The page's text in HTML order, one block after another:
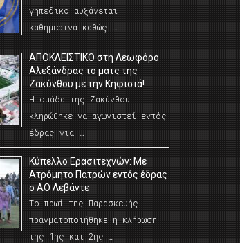
γηπεδικο αυξάνεται
καθημερινά καθώς …
AΠΟΚΛΕΙΣΤΙΚΟ στη Λεωφόρο
Αλεξάνδρας το ματς της
Ζακύνθου με την Κηφισιά!
Η ομάδα της Ζακύνθου
κληρώθηκε να αγωνιστεί εντός
έδρας για …
Κύπελλο Ερασιτεχνών: Με
Ατρόμητο Πατρών εντός έδρας
ο ΑΟ Λεβάντε
Το πρωί της Παρασκευής
πραγματοποιήθηκε η κλήρωση
της 1ης και 2ης …